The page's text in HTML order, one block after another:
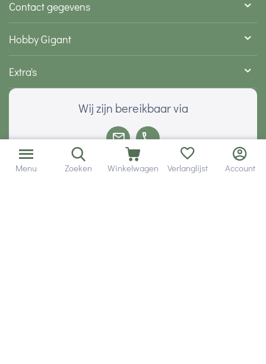
Contact gegevens
Hobby Gigant
Extra's
Wij zijn bereikbaar via
Menu Zoeken Winkelwagen Verlanglijst Account